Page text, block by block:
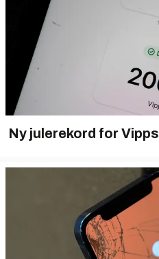
Ny julerekord for Vipps